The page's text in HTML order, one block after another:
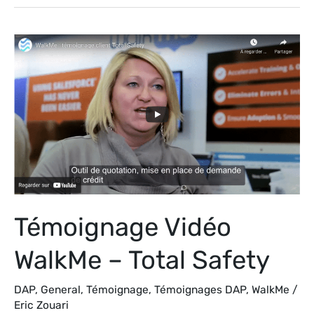
Témoignage Vidéo
WalkMe – Total Safety
DAP, General, Témoignage, Témoignages DAP, WalkMe /
Eric Zouari
Témoignage
WalkMe
Total
Safety